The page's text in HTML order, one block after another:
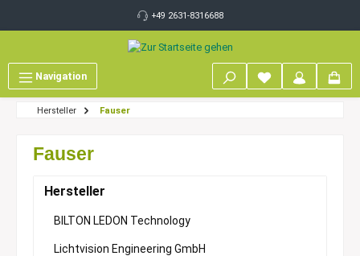
+49 2631-8316688
Navigation
Hersteller Fauser
Fauser
Hersteller
BILTON LEDON Technology
Lichtvision Engineering GmbH